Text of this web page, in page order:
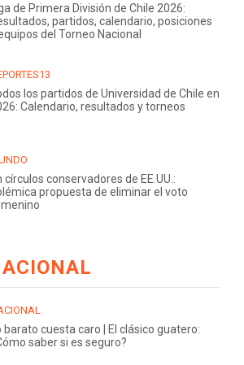
de Primera División de Chile 2026:
partidos, calendario, posiciones
del Torneo Nacional
los partidos de Universidad de Chile en
Calendario, resultados y torneos
círculos conservadores de EE.UU.:
propuesta de eliminar el voto
barato cuesta caro | El clásico guatero:
saber si es seguro?